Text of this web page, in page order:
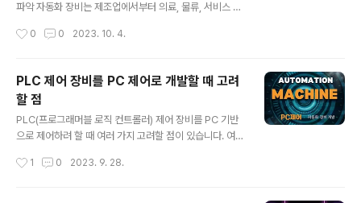
파악 자동화 장비는 제조업에서부터 의료, 물류, 서비스 산
다. 이런 장비는 수많은 작동 시퀀스와 변수에 의해 제어되
제의 원인을 정확히 파악하기 위해서는 해당 문제가 발생
할 수 있는 조건의 시퀀스, 즉 '시나리오'를 철저히 조사하
는 것이 중요하다. ✔ 시나리오: 조건의 시퀀스 시나리오는
일련의 조건과 상황, 그리고 그들이 연속적으로 발생하는
순서를 의미한다. 예를 들어, 자동화 장비가 특정 작업 중에
건과 상황, 그리고 각각의 시퀀스 간의 현재 상태를 정밀하
0 0 2023. 10. 4.
PLC 제어 장비를 PC 제어로 개발할 때 고려
할 점
PLC(프로그래머블 로직 컨트롤러) 제어 장비를 PC 기반
으로 제어하려 할 때 여러 가지 고려할 점이 있습니다. 여기
웨어 호환성: PLC와 PC 간의 통신 인터페이스와 프로토
1 0 2023. 9. 28.